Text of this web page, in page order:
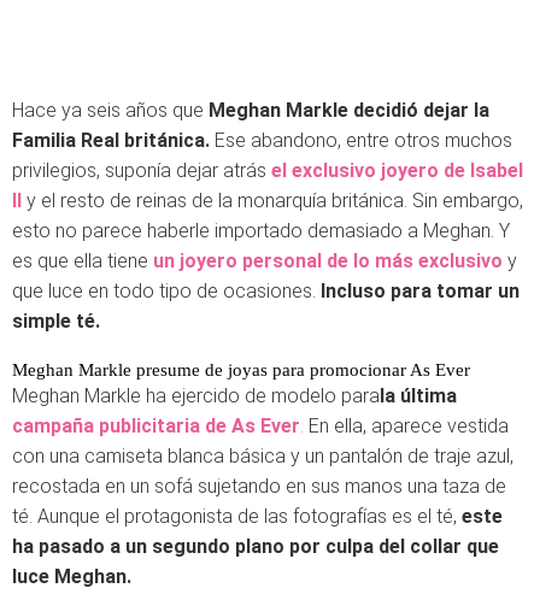
Hace ya seis años que Meghan Markle decidió dejar la
Familia Real británica. Ese abandono, entre otros muchos
privilegios, suponía dejar atrás el exclusivo joyero de Isabel
II y el resto de reinas de la monarquía británica. Sin embargo,
esto no parece haberle importado demasiado a Meghan. Y
es que ella tiene un joyero personal de lo más exclusivo y
que luce en todo tipo de ocasiones. Incluso para tomar un
simple té.
Meghan Markle presume de joyas para promocionar As Ever
Meghan Markle ha ejercido de modelo parala última
campaña publicitaria de As Ever. En ella, aparece vestida
con una camiseta blanca básica y un pantalón de traje azul,
recostada en un sofá sujetando en sus manos una taza de
té. Aunque el protagonista de las fotografías es el té, este
ha pasado a un segundo plano por culpa del collar que
luce Meghan.